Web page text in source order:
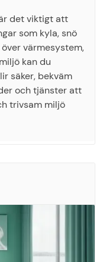
det viktigt att
som kyla, snö
värmesystem,
kan du
säker, bekväm
och tjänster att
trivsam miljö